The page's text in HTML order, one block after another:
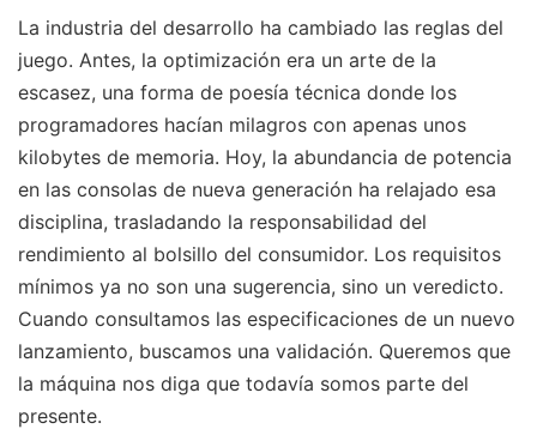
La industria del desarrollo ha cambiado las reglas del
juego. Antes, la optimización era un arte de la
escasez, una forma de poesía técnica donde los
programadores hacían milagros con apenas unos
kilobytes de memoria. Hoy, la abundancia de potencia
en las consolas de nueva generación ha relajado esa
disciplina, trasladando la responsabilidad del
rendimiento al bolsillo del consumidor. Los requisitos
mínimos ya no son una sugerencia, sino un veredicto.
Cuando consultamos las especificaciones de un nuevo
lanzamiento, buscamos una validación. Queremos que
la máquina nos diga que todavía somos parte del
presente.